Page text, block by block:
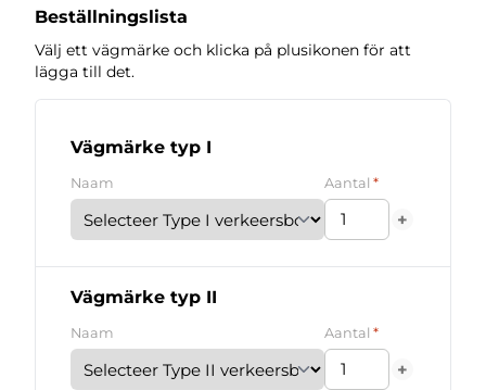
DD
snedstreck
ÅÅÅÅ
Beställningslista
Välj ett vägmärke och klicka på plusikonen för att
lägga till det.
Vägmärke typ I
Naam Aantal *
+
Vägmärke typ II
Naam Aantal *
+